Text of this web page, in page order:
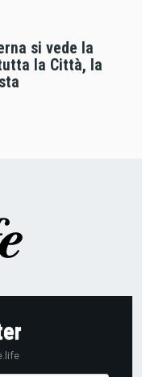
si vede la
la Città, la